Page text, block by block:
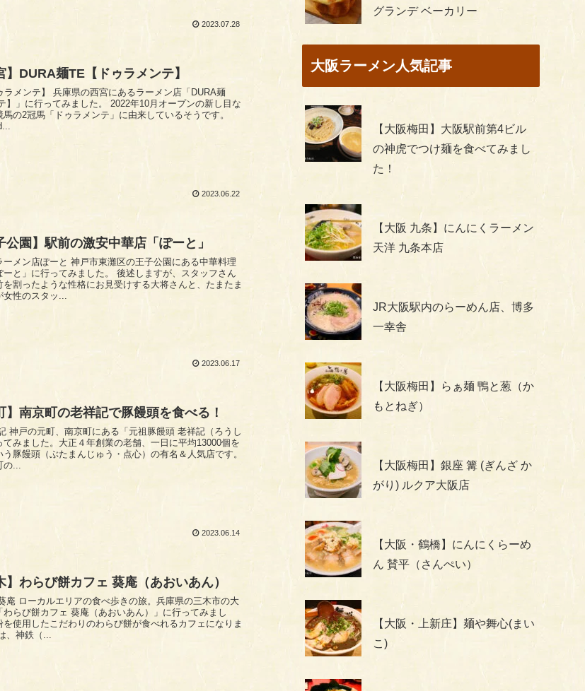
2023.07.28
】DURA麺TE【ドゥラメンテ】
にあるラーメン店「DURA麺
みました。 2022年10月オープンの新し目な
の2冠馬「ドゥラメンテ」に由来しているそうです。
2023.06.22
公園】駅前の激安中華店「ぽーと」
市東灘区の王子公園にある中華料理
ってみました。 後述しますが、スタッフさん
を割ったような性格にお見受けする大将さんと、たまたま
性のスタッ...
2023.06.17
】南京町の老祥記で豚饅頭を食べる！
ろうし
てみました。大正４年創業の老舗、一日に平均13000個を
豚饅頭（ぶたまんじゅう・点心）の有名＆人気店です。
...
2023.06.14
】わらび餅カフェ 葵庵（あおいあん）
三木市の大
わらび餅カフェ 葵庵（あおいあん）」に行ってみまし
を使用したこだわりのわらび餅が食べれるカフェになりま
は、神鉄（...
グランデ ベーカリー
大阪ラーメン人気記事
【大阪梅田】大阪駅前第4ビル
の神虎でつけ麺を食べてみまし
た！
【大阪 九条】にんにくラーメン
天洋 九条本店
JR大阪駅内のらーめん店、博多
一幸舎
【大阪梅田】らぁ麺 鴨と葱（か
もとねぎ）
【大阪梅田】銀座 篝 (ぎんざ か
がり) ルクア大阪店
【大阪・鶴橋】にんにくらーめ
ん 賛平（さんぺい）
【大阪・上新庄】麺や舞心(まい
こ)